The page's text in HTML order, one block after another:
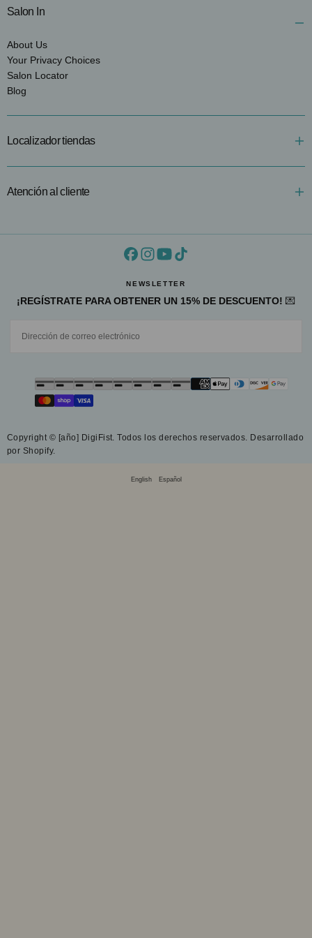
Salon In
About Us
Your Privacy Choices
Salon Locator
Blog
Localizador tiendas
Atención al cliente
NEWSLETTER
¡REGÍSTRATE PARA OBTENER UN 15% DE DESCUENTO! 💌
ELECTRÓNICO
Métodos
Copyright © [año] DigiFist. Todos los derechos reservados. Desarrollado
por Shopify.
English Español